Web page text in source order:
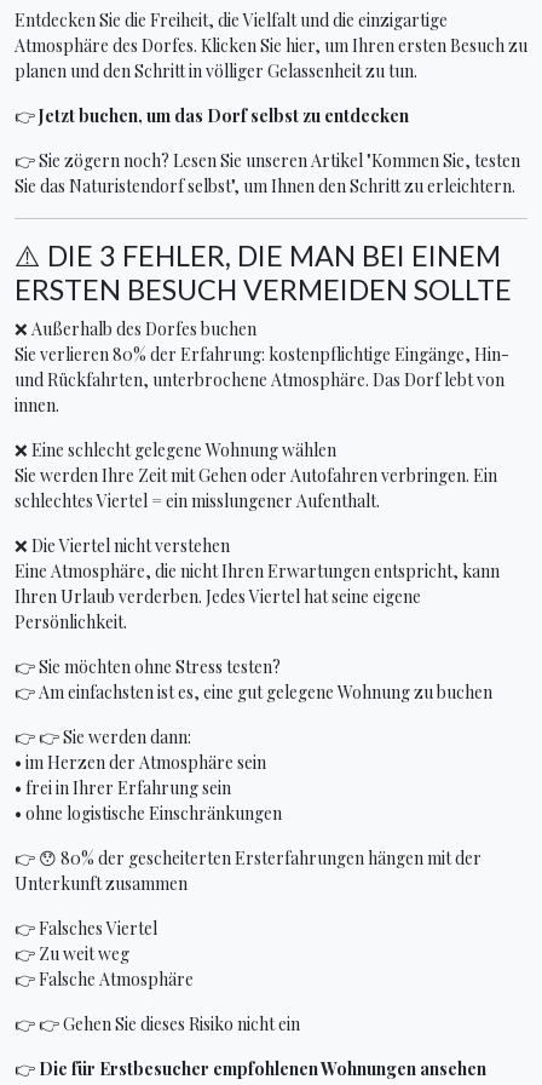
Entdecken Sie die Freiheit, die Vielfalt und die einzigartige
Atmosphäre des Dorfes. Klicken Sie hier, um Ihren ersten Besuch zu
planen und den Schritt in völliger Gelassenheit zu tun.
👉Jetzt buchen, um das Dorf selbst zu entdecken
👉 Sie zögern noch? Lesen Sie unseren Artikel "Kommen Sie, testen
Sie das Naturistendorf selbst", um Ihnen den Schritt zu erleichtern.
⚠️ DIE 3 FEHLER, DIE MAN BEI EINEM
ERSTEN BESUCH VERMEIDEN SOLLTE
❌ Außerhalb des Dorfes buchen
Sie verlieren 80% der Erfahrung: kostenpflichtige Eingänge, Hin-
und Rückfahrten, unterbrochene Atmosphäre. Das Dorf lebt von
innen.
❌ Eine schlecht gelegene Wohnung wählen
Sie werden Ihre Zeit mit Gehen oder Autofahren verbringen. Ein
schlechtes Viertel = ein misslungener Aufenthalt.
❌ Die Viertel nicht verstehen
Eine Atmosphäre, die nicht Ihren Erwartungen entspricht, kann
Ihren Urlaub verderben. Jedes Viertel hat seine eigene
Persönlichkeit.
👉 Sie möchten ohne Stress testen?
👉 Am einfachsten ist es, eine gut gelegene Wohnung zu buchen
👉 👉 Sie werden dann:
• im Herzen der Atmosphäre sein
• frei in Ihrer Erfahrung sein
• ohne logistische Einschränkungen
👉 😯 80% der gescheiterten Ersterfahrungen hängen mit der
Unterkunft zusammen
👉 Falsches Viertel
👉 Zu weit weg
👉 Falsche Atmosphäre
👉 👉 Gehen Sie dieses Risiko nicht ein
👉 Die für Erstbesucher empfohlenen Wohnungen ansehen